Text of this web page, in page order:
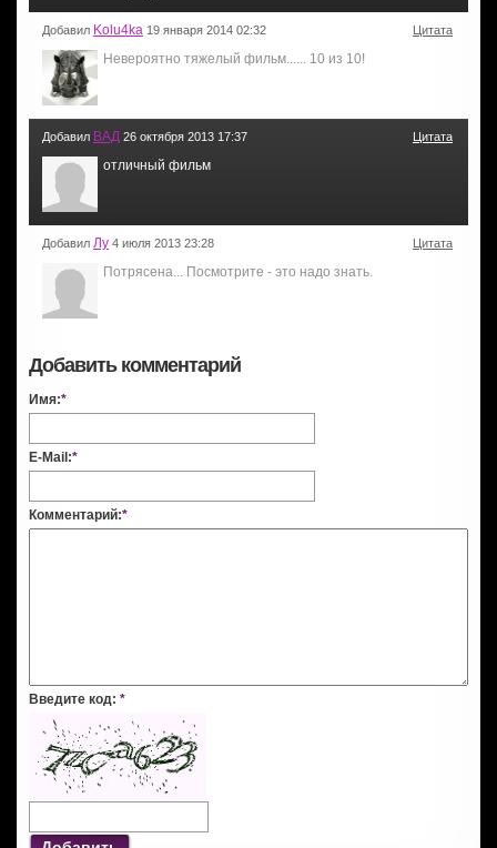
Добавил Kolu4ka 19 января 2014 02:32 Цитата
Невероятно тяжелый фильм...... 10 из 10!
Добавил ВАД 26 октября 2013 17:37 Цитата
отличный фильм
Добавил Лу 4 июля 2013 23:28 Цитата
Потрясена... Посмотрите - это надо знать.
Добавить комментарий
Имя:*
E-Mail:*
Комментарий:*
Введите код: *